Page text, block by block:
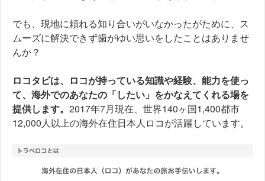
でも、現地に頼れる知り合いがいなかったがために、ス
ムーズに解決できず歯がゆい思いをしたことはありませ
んか？
ロコタビは、ロコが持っている知識や経験、能力を使っ
て、海外でのあなたの「したい」をかなえてくれる場を
提供します。 2017年7月現在、世界140ヶ国1,400都市
12,000人以上の海外在住日本人ロコが活躍しています。